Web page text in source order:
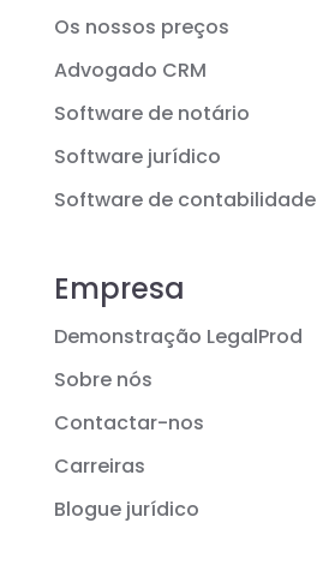
Os nossos preços
Advogado CRM
Software de notário
Software jurídico
Software de contabilidade
Empresa
Demonstração LegalProd
Sobre nós
Contactar-nos
Carreiras
Blogue jurídico